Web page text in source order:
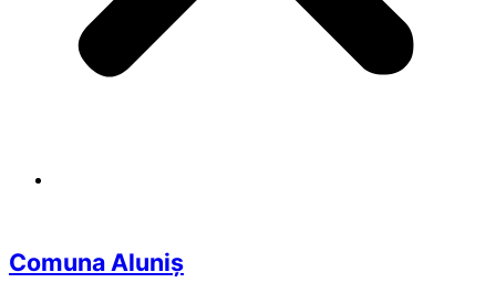
Comuna Aluniș